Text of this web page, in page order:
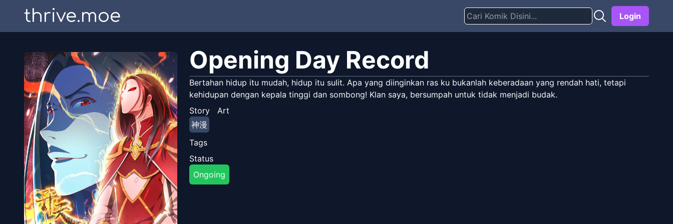
thrive.moe Login
Opening Day Record
Bertahan hidup itu mudah, hidup itu sulit. Apa yang diinginkan ras ku bukanlah keberadaan yang rendah hati, tetapi
kehidupan dengan kepala tinggi dan sombong! Klan saya, bersumpah untuk tidak menjadi budak.
Story
神漫
Art
Tags
Status
Ongoing